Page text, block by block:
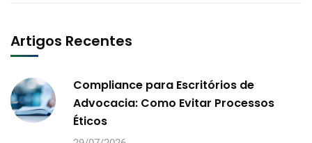
Artigos Recentes
Compliance para Escritórios de
Advocacia: Como Evitar Processos
Éticos